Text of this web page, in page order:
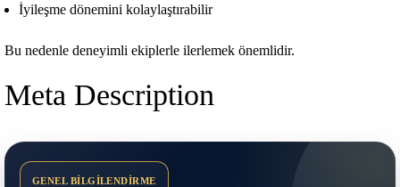
İyileşme dönemini kolaylaştırabilir
Bu nedenle deneyimli ekiplerle ilerlemek önemlidir.
Meta Description
GENEL BİLGİLENDİRME